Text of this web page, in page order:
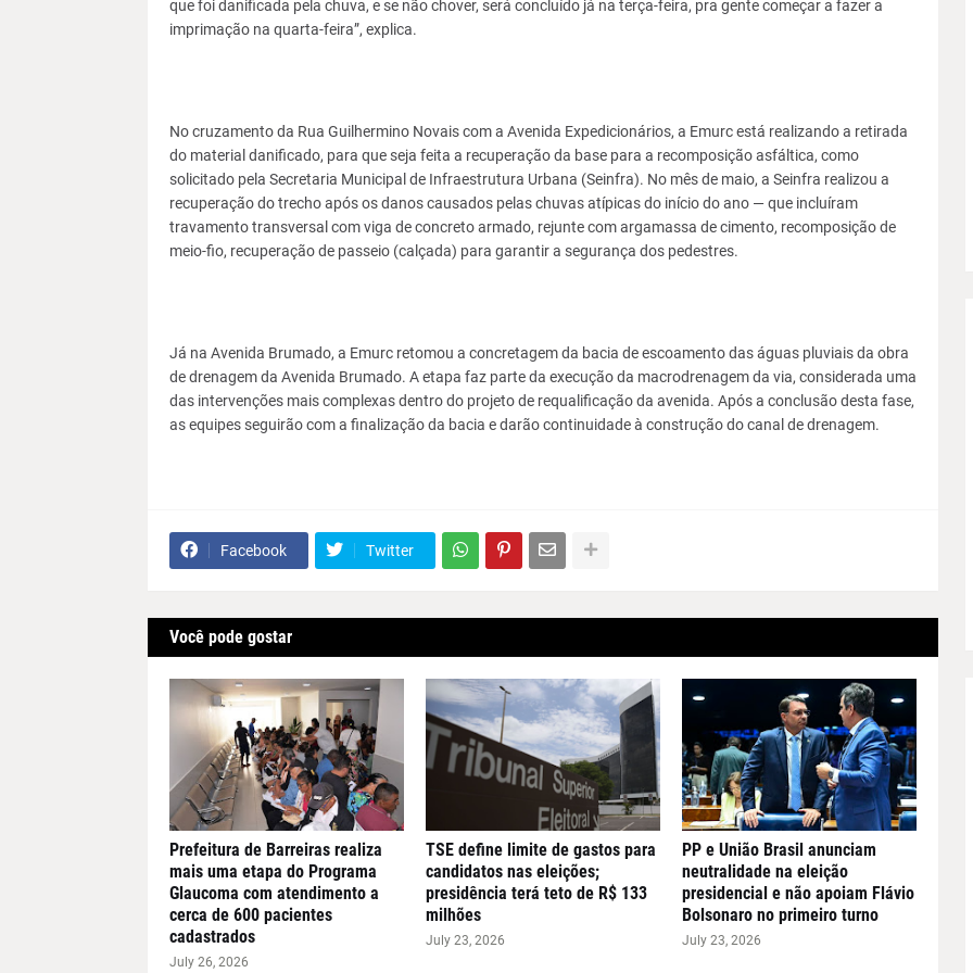
que foi danificada pela chuva, e se não chover, será concluído já na terça-feira, pra gente começar a fazer a
imprimação na quarta-feira”, explica.
No cruzamento da Rua Guilhermino Novais com a Avenida Expedicionários, a Emurc está realizando a retirada
do material danificado, para que seja feita a recuperação da base para a recomposição asfáltica, como
solicitado pela Secretaria Municipal de Infraestrutura Urbana (Seinfra). No mês de maio, a Seinfra realizou a
recuperação do trecho após os danos causados pelas chuvas atípicas do início do ano — que incluíram
travamento transversal com viga de concreto armado, rejunte com argamassa de cimento, recomposição de
meio-fio, recuperação de passeio (calçada) para garantir a segurança dos pedestres.
Já na Avenida Brumado, a Emurc retomou a concretagem da bacia de escoamento das águas pluviais da obra
de drenagem da Avenida Brumado. A etapa faz parte da execução da macrodrenagem da via, considerada uma
das intervenções mais complexas dentro do projeto de requalificação da avenida. Após a conclusão desta fase,
as equipes seguirão com a finalização da bacia e darão continuidade à construção do canal de drenagem.
Facebook Twitter
Você pode gostar
Prefeitura de Barreiras realiza
mais uma etapa do Programa
Glaucoma com atendimento a
cerca de 600 pacientes
cadastrados
July 26, 2026
TSE define limite de gastos para
candidatos nas eleições;
presidência terá teto de R$ 133
milhões
July 23, 2026
PP e União Brasil anunciam
neutralidade na eleição
presidencial e não apoiam Flávio
Bolsonaro no primeiro turno
July 23, 2026